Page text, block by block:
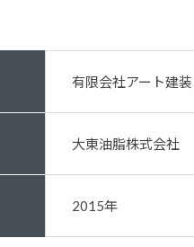
有限会社アート建装
大東油脂株式会社
2015年